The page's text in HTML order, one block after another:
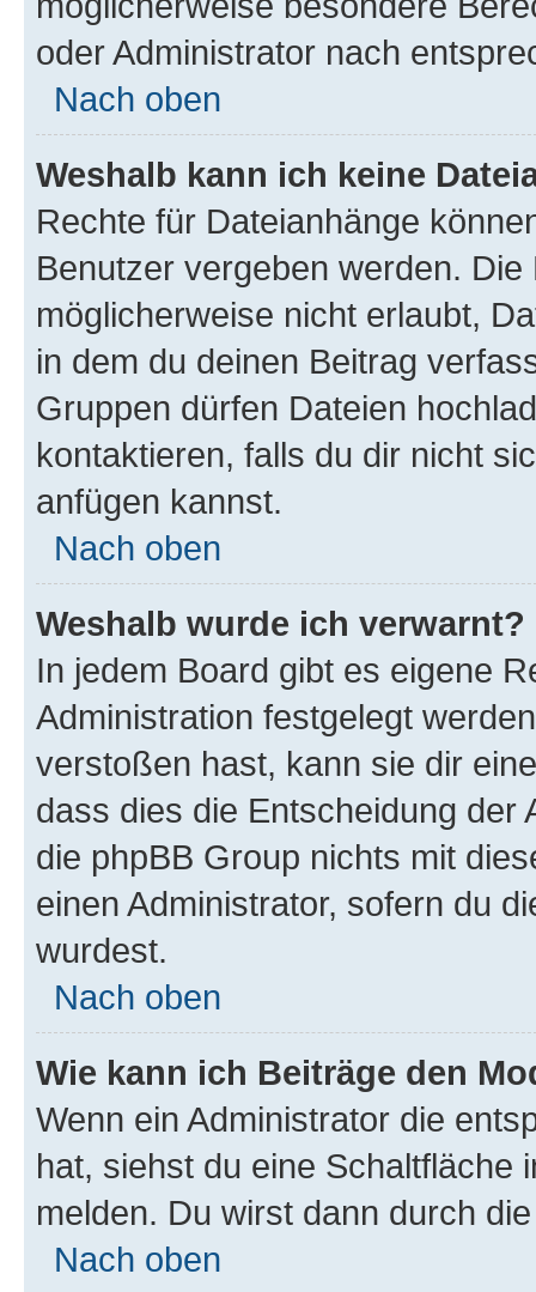
oder Administrator nach
Nach oben
Weshalb kann ich keine
Rechte für Dateianhänge
Benutzer vergeben werden.
möglicherweise nicht erlaubt,
in dem du deinen Beitrag
Gruppen dürfen Dateien
kontaktieren, falls du dir nicht
anfügen kannst.
Nach oben
Weshalb wurde ich verwarnt?
In jedem Board gibt es eigene
Administration festgelegt
verstoßen hast, kann sie dir
dass dies die Entscheidung der
die phpBB Group nichts mit
einen Administrator, sofern du
wurdest.
Nach oben
Wie kann ich Beiträge den
Wenn ein Administrator die
hat, siehst du eine Schaltfläche
melden. Du wirst dann durch
Nach oben